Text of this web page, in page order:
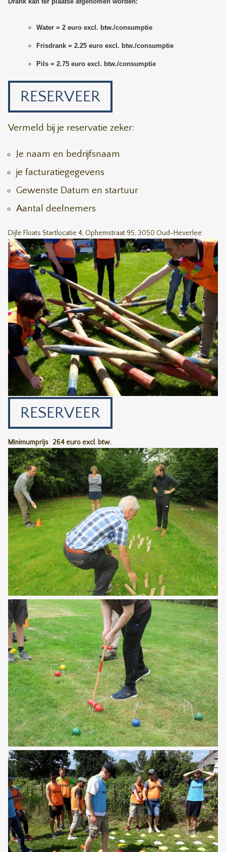
Water = 2 euro excl. btw./consumptie
Frisdrank = 2.25 euro excl. btw./consumptie
Pils = 2.75 euro excl. btw./consumptie
RESERVEER
Vermeld bij je reservatie zeker:
Je naam en bedrijfsnaam
je facturatiegegevens
Gewenste Datum en startuur
Aantal deelnemers
Dijle Floats Startlocatie 4, Ophemstraat 95, 3050 Oud-Heverlee
RESERVEER
Minimumprijs 264 euro excl. btw.